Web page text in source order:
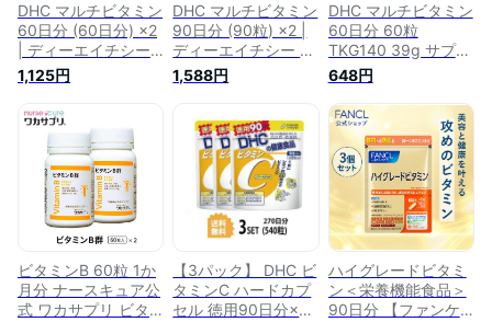
DHC マルチビタミン
60日分 (60日分) ×2
| ディーエイチシー
サプリ 健康食品 健
康サプリ カプセル
さぷり 筋トレ 野菜
不足 不規則 外食 ビ
タミン ビタミンB1
ビタミンB2 ビタミン
B6 ビタミンB12 ナ
イアシン パントテン
酸 ビオチン 葉酸 ビ
タミンC ビタミンD
ビタミンE
1,125円
DHC マルチビタミン
90日分 (90粒) ×2 |
ディーエイチシー サ
プリ 健康食品 健康
サプリ カプセル さ
足 不規則 外食 ビタ
ミン ビタミンB1 ビ
タミンB2 ビタミン
B6 ビタミンB12 ナ
イアシン パントテン
酸 ビオチン 葉酸 ビ
ビタミンE
1,588円
DHC マルチビタミン
60日分 60粒
TKG140 39g サプリ
メント サプリ ビタ
ミン dhc ビオチン
ビタミンc ビタミンd
女性 男性 レシチン
ビタミンb ビタミン
剤 葉酸 ビタミンe ビ
タミンb12 ビタミン
b6 野菜不足 ビタミ
ンb群 ナイアシン 健
康 美容 栄養
648円
ビタミンB 60粒 1か
月分 ナースキュア公
式 ワカサプリ ビタ
【3パック】 DHC ビ
タミンC ハードカプ
セル 徳用90日分×3
ハイグレードビタミ
ン＜栄養機能食品＞
90日分 【ファンケ